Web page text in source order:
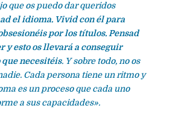
que os puedo dar queridos
el idioma. Vivid con él para
por los títulos. Pensad
y esto os llevará a conseguir
necesitéis. Y sobre todo, no os
Cada persona tiene un ritmo y
es un proceso que cada uno
a sus capacidades».